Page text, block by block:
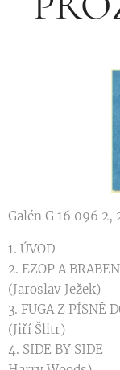
Galén G 16 096 2,
1. ÚVOD
2. EZOP A
(Jaroslav Ježek)
3. FUGA Z PÍSNĚ
(Jiří Šlitr)
4. SIDE BY SIDE